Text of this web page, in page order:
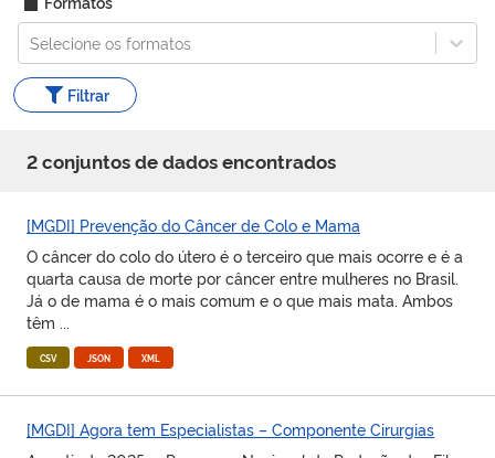
Selecione os formatos
Filtrar
2conjuntosde dados encontrados
[MGDI] Prevenção do Câncer de Colo e Mama
O câncer do colo do útero é o terceiro que mais ocorre e é a
quarta causa de morte por câncer entre mulheres no Brasil.
Já o de mama é o mais comum e o que mais mata. Ambos
têm ...
CSV JSON XML
[MGDI] Agora tem Especialistas – Componente Cirurgias